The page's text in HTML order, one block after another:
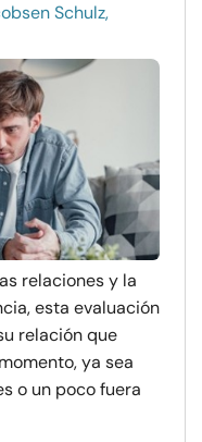
Schulz,
relaciones y la
esta evaluación
relación que
ya sea
o un poco fuera